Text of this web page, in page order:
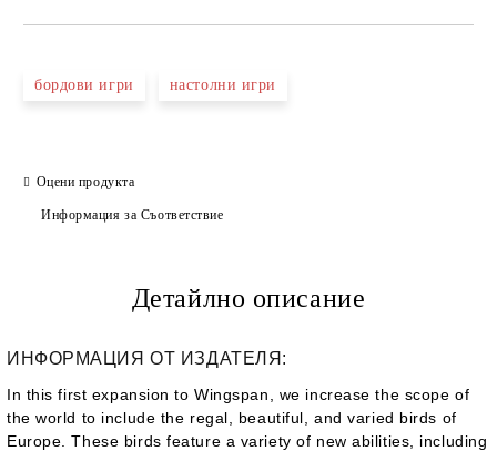
бордови игри настолни игри
Оцени продукта
Информация за Съответствие
Детайлно описание
ИНФОРМАЦИЯ ОТ ИЗДАТЕЛЯ:
In this first expansion toWingspan
, we increase the scope of
the world to include the regal, beautiful, and varied birds of
Europe. These birds feature a variety of new abilities, including